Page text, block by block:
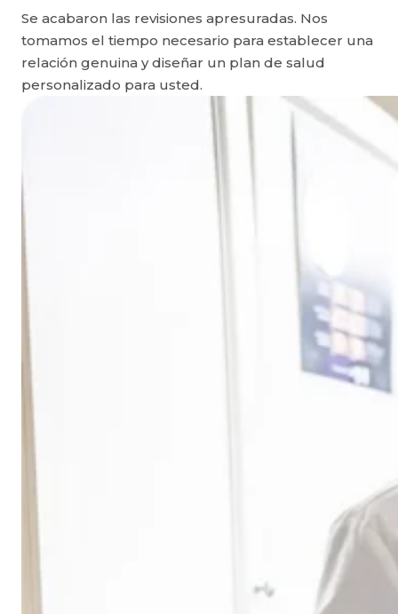
Se acabaron las revisiones apresuradas. Nos
tomamos el tiempo necesario para establecer una
relación genuina y diseñar un plan de salud
personalizado para usted.